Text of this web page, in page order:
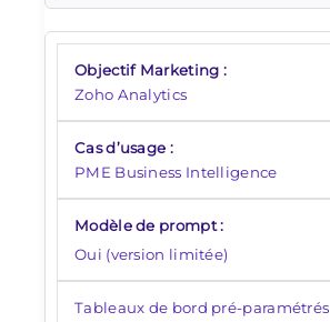
Zoho Analytics
PME Business Intelligence
Oui (version limitée)
Tableaux de bord pré-paramétrés